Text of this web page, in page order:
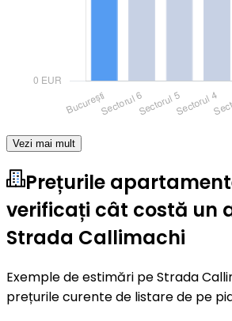
Vezi mai mult
Prețurile
verificați cât costă un
Strada Callimachi
Exemple de estimări pe Strada
prețurile curente de listare de pe